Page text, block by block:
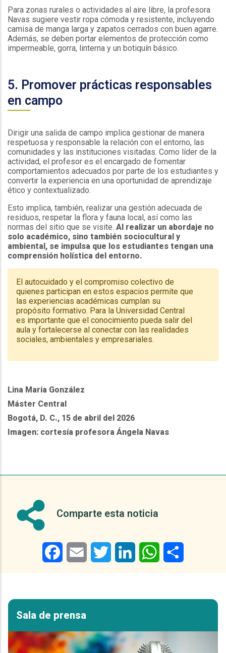
Para zonas rurales o actividades al aire libre, la profesora
Navas sugiere vestir ropa cómoda y resistente, incluyendo
camisa de manga larga y zapatos cerrados con buen agarre.
Además, se deben portar elementos de protección como
impermeable, gorra, linterna y un botiquín básico.
5. Promover prácticas responsables
en campo
Dirigir una salida de campo implica gestionar de manera
respetuosa y responsable la relación con el entorno, las
comunidades y las instituciones visitadas. Como líder de la
actividad, el profesor es el encargado de fomentar
comportamientos adecuados por parte de los estudiantes y
convertir la experiencia en una oportunidad de aprendizaje
ético y contextualizado.
Esto implica, también, realizar una gestión adecuada de
residuos, respetar la flora y fauna local, así como las
normas del sitio que se visite. Al realizar un abordaje no
solo académico, sino también sociocultural y
ambiental, se impulsa que los estudiantes tengan una
comprensión holística del entorno.
El autocuidado y el compromiso colectivo de
quienes participan en estos espacios permite que
las experiencias académicas cumplan su
propósito formativo. Para la Universidad Central
es importante que el conocimiento pueda salir del
aula y fortalecerse al conectar con las realidades
sociales, ambientales y empresariales.
Lina María González
Máster Central
Bogotá, D. C., 15 de abril del 2026
Imagen: cortesía profesora Ángela Navas
Comparte esta noticia
FacebookEmail Twitter LinkedIn WhatsApp
Sala de prensa